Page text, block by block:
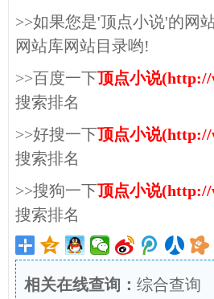
>>如果您是'顶点小说'的网
网站库网站目录哟!
>>百度一下顶点小说(http://
搜索排名
>>好搜一下顶点小说(http://
搜索排名
>>搜狗一下顶点小说(http://
搜索排名
相关在线查询： 综合查询